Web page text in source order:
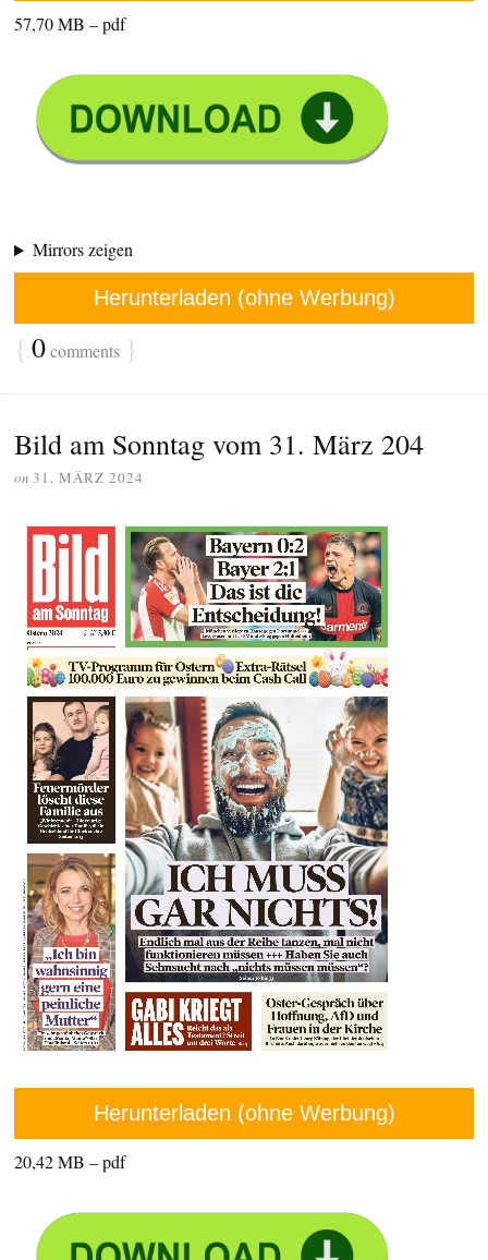
57,70 MB – pdf
Mirrors zeigen
Herunterladen (ohne Werbung)
{ 0comments }
Bild am Sonntag vom 31. März 204
on 31. MÄRZ 2024
Herunterladen (ohne Werbung)
20,42 MB – pdf